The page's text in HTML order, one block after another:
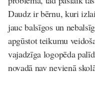
Daudz ir bērnu, kuri
jauc balsīgos un
apgūstot teikumu
vajadzīga logopēda
novadā nav nevienā